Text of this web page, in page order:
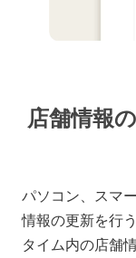
店舗情報
パソコン、スマ
情報の更新を行
タイム内の店舗